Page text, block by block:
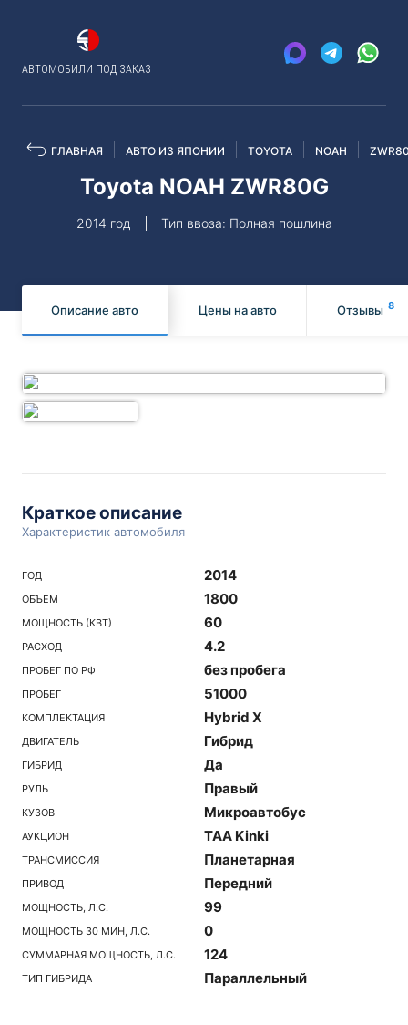
АВТОМОБИЛИ ПОД ЗАКАЗ
ГЛАВНАЯ АВТО ИЗ ЯПОНИИ TOYOTA NOAH
Toyota NOAH ZWR80G
2014 год Тип ввоза: Полная пошлина
Описание авто Цены на авто Отзывы 8
Краткое описание
Характеристик автомобиля
ГОД 2014
ОБЪЕМ 1800
МОЩНОСТЬ (КВТ) 60
РАСХОД 4.2
ПРОБЕГ ПО РФ без пробега
ПРОБЕГ 51000
КОМПЛЕКТАЦИЯ Hybrid X
ДВИГАТЕЛЬ Гибрид
ГИБРИД Да
РУЛЬ Правый
КУЗОВ Микроавтобус
АУКЦИОН TAA Kinki
ТРАНСМИССИЯ Планетарная
ПРИВОД Передний
МОЩНОСТЬ, Л.С. 99
МОЩНОСТЬ 30 МИН, Л.С. 0
СУММАРНАЯ МОЩНОСТЬ, Л.С. 124
ТИП ГИБРИДА Параллельный